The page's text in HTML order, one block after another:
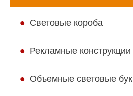
Cветовые короба
Рекламные конструкции
Объемные световые